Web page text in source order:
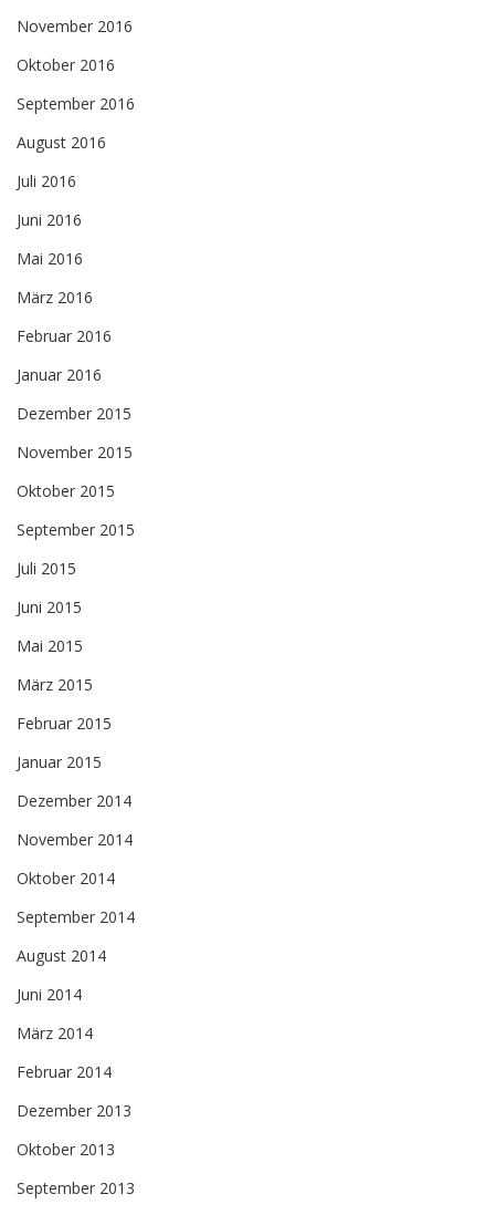
November 2016
Oktober 2016
September 2016
August 2016
Juli 2016
Juni 2016
Mai 2016
März 2016
Februar 2016
Januar 2016
Dezember 2015
November 2015
Oktober 2015
September 2015
Juli 2015
Juni 2015
Mai 2015
März 2015
Februar 2015
Januar 2015
Dezember 2014
November 2014
Oktober 2014
September 2014
August 2014
Juni 2014
März 2014
Februar 2014
Dezember 2013
Oktober 2013
September 2013